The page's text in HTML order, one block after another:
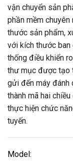
vận chuyển sản
phần mềm
thước sản phẩm,
với kích thước ban
thống điều khiển
thư mục được tạo
gửi đến máy đánh
thành mã hai
thực hiện chức
tuyến.
Model: